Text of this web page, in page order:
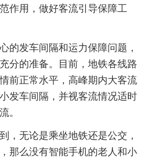
作用，做好客流引导保障工
发车间隔和运力保障问题，
分的准备。目前，地铁各线路
前正常水平，高峰期内大客流
发车间隔，并视客流情况适时
。
无论是乘坐地铁还是公交，
那么没有智能手机的老人和小